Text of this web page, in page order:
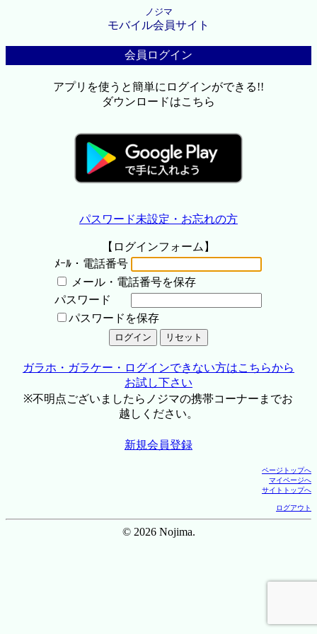
ノジマ
モバイル会員サイト
会員ログイン
アプリを使うと簡単にログインができる!!
ダウンロードはこちら
パスワード未設定・お忘れの方
【ログインフォーム】
ﾒｰﾙ・電話番号
メール・電話番号を保存
パスワード
パスワードを保存
ガラホ・ガラケー・ログインできない方はこちらから
お試し下さい
※不明点ございましたらノジマの携帯コーナーまでお
越しください。
新規会員登録
ページトップへ
マイページへ
サイトトップへ
ログアウト
© 2026 Nojima.